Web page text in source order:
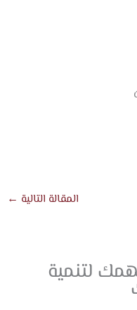
المقالة التالية ←
لتنمية